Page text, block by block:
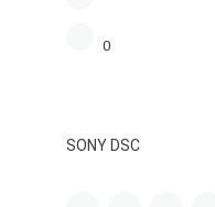
0
SONY DSC